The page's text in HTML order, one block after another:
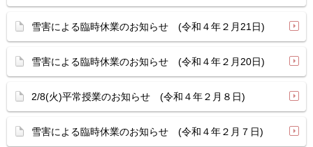
雪害による臨時休業のお知らせ (令和４年２月21日)
雪害による臨時休業のお知らせ (令和４年２月20日)
2/8(火)平常授業のお知らせ (令和４年２月８日)
雪害による臨時休業のお知らせ (令和４年２月７日)